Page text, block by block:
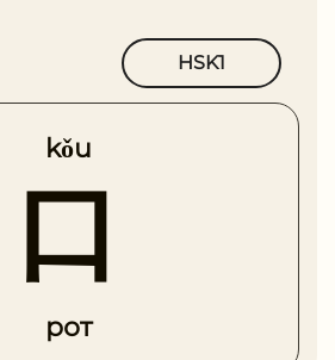
HSK1
kǒu
口
рот